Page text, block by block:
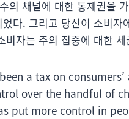
의 채널에 대한 통제권을
다. 그리고 당신이 소비
자는 주의 집중에 대한
a tax on
over the handful of
put more control in